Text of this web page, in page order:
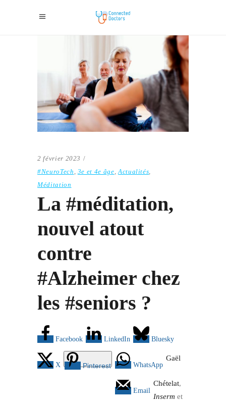
2 février 2023
#NeuroTech , 3e et 4e âge,Actualités,
Méditation
La #méditation,
nouvel atout
contre
#Alzheimer chez
les #seniors ?
Facebook LinkedIn Bluesky
X Pinterest WhatsApp
Email
Gaël
Chételat,
Inserm et